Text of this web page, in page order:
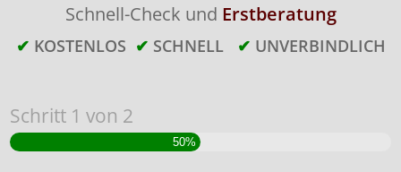
Schnell-Check und Erstberatung
✔ KOSTENLOS ✔ SCHNELL ✔ UNVERBINDLICH
Schritt 1 von 2
50%